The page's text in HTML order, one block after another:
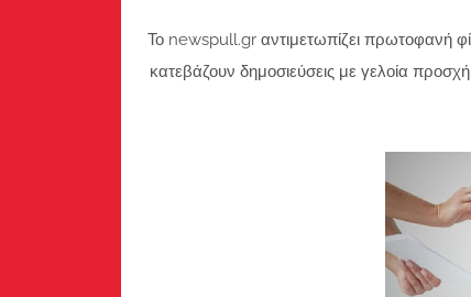
Το newspull.gr αντιμετωπίζει πρωτοφανή
κατεβάζουν δημοσιεύσεις με γελοία